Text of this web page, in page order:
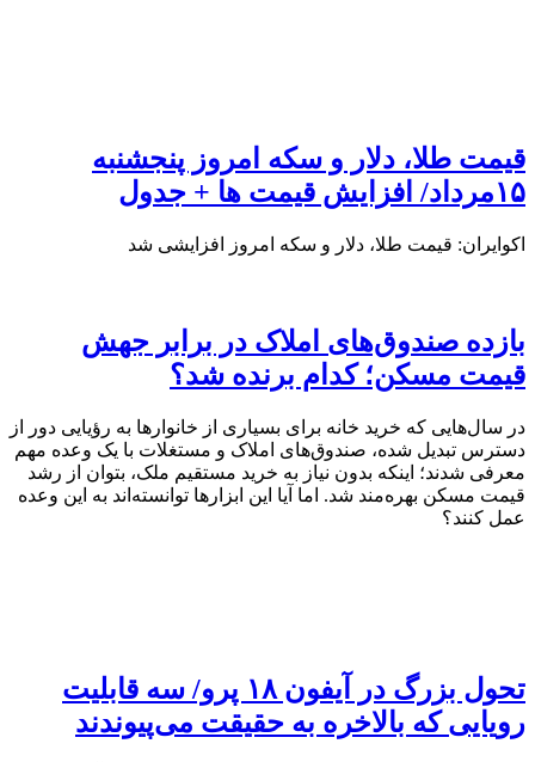
قیمت طلا، دلار و سکه امروز پنجشنبه
۱۵مرداد/ افزایش قیمت ها + جدول
اکوایران: قیمت طلا، دلار و سکه امروز افزایشی شد
بازده صندوق‌های املاک در برابر جهش
قیمت مسکن؛ کدام برنده شد؟
در سال‌هایی که خرید خانه برای بسیاری از خانوارها به رؤیایی دور از
دسترس تبدیل شده، صندوق‌های املاک و مستغلات با یک وعده مهم
معرفی شدند؛ اینکه بدون نیاز به خرید مستقیم ملک، بتوان از رشد
قیمت مسکن بهره‌مند شد. اما آیا این ابزارها توانسته‌اند به این وعده
عمل کنند؟
تحول بزرگ در آیفون ۱۸ پرو/ سه قابلیت
رویایی که بالاخره به حقیقت می‌پیوندند